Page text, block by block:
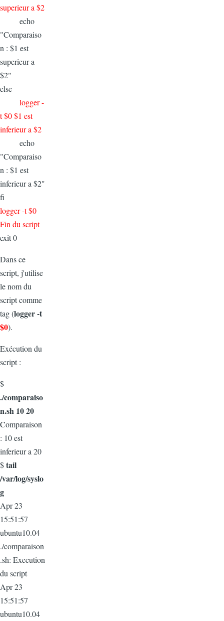
superieur a $2
echo
"Comparaiso
n : $1 est
superieur a
$2"
else
logger -
t $0 $1 est
inferieur a $2
echo
"Comparaiso
n : $1 est
inferieur a $2"
fi
logger -t $0
Fin du script
exit 0
Dans ce
script, j'utilise
le nom du
script comme
tag (logger -t
$0).
Exécution du
script :
$
./comparaiso
n.sh 10 20
Comparaison
: 10 est
inferieur a 20
$tail
/var/log/syslo
g
Apr 23
15:51:57
ubuntu10.04
./comparaison
.sh: Execution
du script
Apr 23
15:51:57
ubuntu10.04